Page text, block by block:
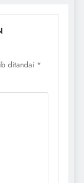
ditandai *